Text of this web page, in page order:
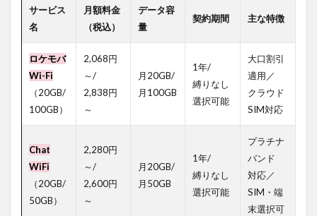
「AiR-
WiFi」
1.1.2
通信量
える！
100GB
以上の
めポケ
ット型
Wi-Fi
1.1.2.1
サービス
名
月額料金
（税込）
データ容
量
契約期間 主な特徴
ロケモバ
Wi-Fi
（20GB/
100GB）
2,068円
～/
2,838円
～
月20GB/
月100GB
1年/
縛りなし
選択可能
大口割引
適用／
クラウド
SIM対応
Chat
WiFi
（20GB/
50GB）
2,280円
～/
2,600円
～
月20GB/
月50GB
1年/
縛りなし
選択可能
プラチナ
バンド
対応／
SIM・端
末選択可